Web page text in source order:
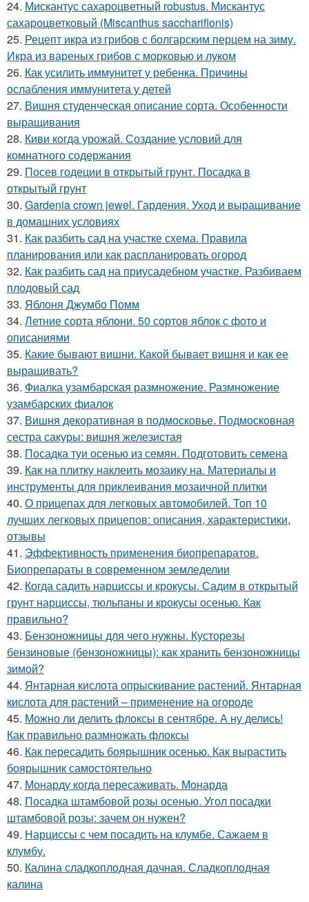
24. Мискантус сахароцветный robustus. Мискантус
сахароцветковый (Miscanthus sacchariflonis)
25. Рецепт икра из грибов с болгарским перцем на зиму.
Икра из вареных грибов с морковью и луком
26. Как усилить иммунитет у ребенка. Причины
ослабления иммунитета у детей
27. Вишня студенческая описание сорта. Особенности
выращивания
28. Киви когда урожай. Создание условий для
комнатного содержания
29. Посев годеции в открытый грунт. Посадка в
открытый грунт
30. Gardenia crown jewel. Гардения. Уход и выращивание
в домашних условиях
31. Как разбить сад на участке схема. Правила
планирования или как распланировать огород
32. Как разбить сад на приусадебном участке. Разбиваем
плодовый сад
33. Яблоня Джумбо Помм
34. Летние сорта яблони. 50 сортов яблок с фото и
описаниями
35. Какие бывают вишни. Какой бывает вишня и как ее
выращивать?
36. Фиалка узамбарская размножение. Размножение
узамбарских фиалок
37. Вишня декоративная в подмосковье. Подмосковная
сестра сакуры: вишня железистая
38. Посадка туи осенью из семян. Подготовить семена
39. Как на плитку наклеить мозаику на. Материалы и
инструменты для приклеивания мозаичной плитки
40. О прицепах для легковых автомобилей. Топ 10
лучших легковых прицепов: описания, характеристики,
отзывы
41. Эффективность применения биопрепаратов.
Биопрепараты в современном земледелии
42. Когда садить нарциссы и крокусы. Садим в открытый
грунт нарциссы, тюльпаны и крокусы осенью. Как
правильно?
43. Бензоножницы для чего нужны. Кусторезы
бензиновые (бензоножницы): как хранить бензоножницы
зимой?
44. Янтарная кислота опрыскивание растений. Янтарная
кислота для растений – применение на огороде
45. Можно ли делить флоксы в сентябре. А ну делись!
Как правильно размножать флоксы
46. Как пересадить боярышник осенью. Как вырастить
боярышник самостоятельно
47. Монарду когда пересаживать. Монарда
48. Посадка штамбовой розы осенью. Угол посадки
штамбовой розы: зачем он нужен?
49. Нарциссы с чем посадить на клумбе. Сажаем в
клумбу.
50. Калина сладкоплодная дачная. Сладкоплодная
калина